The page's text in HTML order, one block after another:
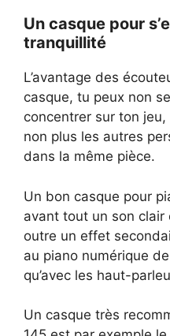
Un casque pour
tranquillité
L’avantage des
casque, tu peux non
concentrer sur ton
non plus les autres
dans la même pièce.
Un bon casque pour
avant tout un son
outre un effet
au piano numérique
qu’avec les haut-
Un casque très